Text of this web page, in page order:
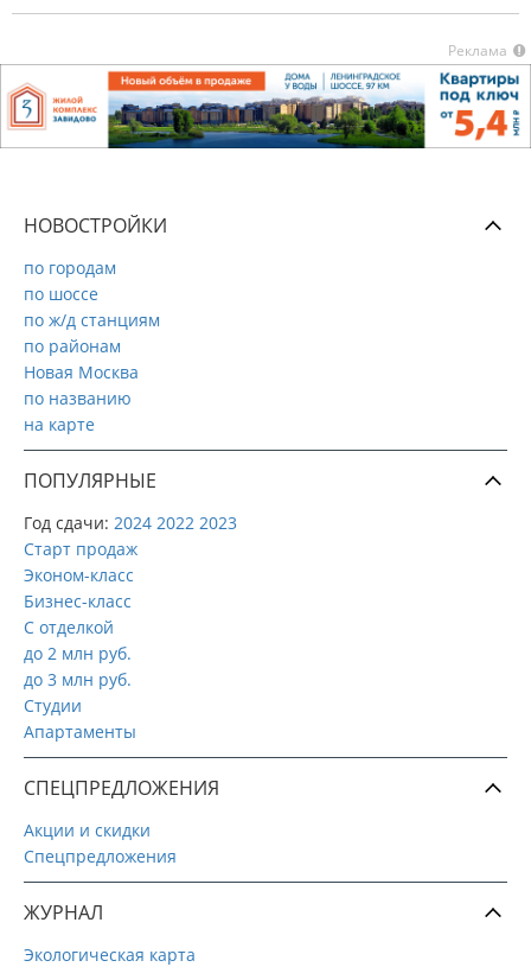
Реклама
НОВОСТРОЙКИ
по городам
по шоссе
по ж/д станциям
по районам
Новая Москва
по названию
на карте
ПОПУЛЯРНЫЕ
Год сдачи: 2024 2022 2023
Старт продаж
Эконом-класс
Бизнес-класс
С отделкой
до 2 млн руб.
до 3 млн руб.
Студии
Апартаменты
СПЕЦПРЕДЛОЖЕНИЯ
Акции и скидки
Спецпредложения
ЖУРНАЛ
Экологическая карта